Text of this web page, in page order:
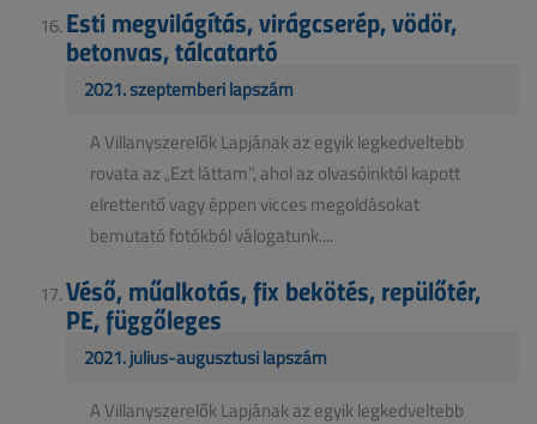
Esti megvilágítás, virágcserép, vödör,
betonvas, tálcatartó
2021. szeptemberi lapszám
A Villanyszerelők Lapjának az egyik legkedveltebb
rovata az „Ezt láttam”, ahol az olvasóinktól kapott
elrettentő vagy éppen vicces megoldásokat
bemutató fotókból válogatunk....
Véső, műalkotás, fix bekötés, repülőtér,
PE, függőleges
2021. július-augusztusi lapszám
A Villanyszerelők Lapjának az egyik legkedveltebb